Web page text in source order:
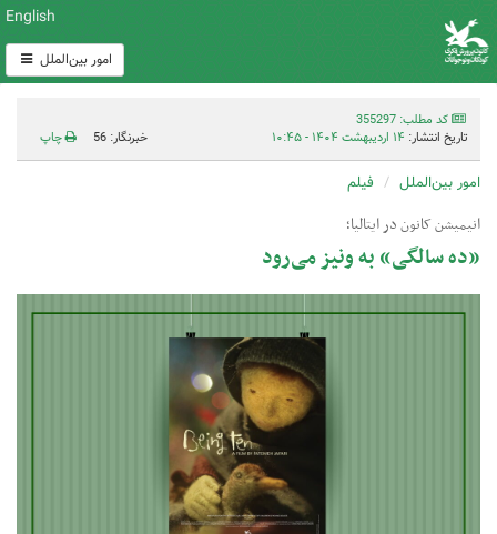
English
امور بین‌الملل
کد مطلب: 355297
تاریخ انتشار: ۱۴ اردیبهشت ۱۴۰۴ - ۱۰:۴۵ خبرنگار: 56 چاپ
امور بین‌الملل فیلم
انیمیشن کانون در ایتالیا؛
«ده سالگی» به ونیز می‌رود